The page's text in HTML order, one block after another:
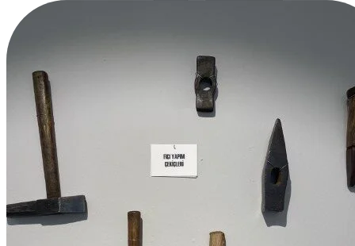
Avrupa Mezbaha Çekici